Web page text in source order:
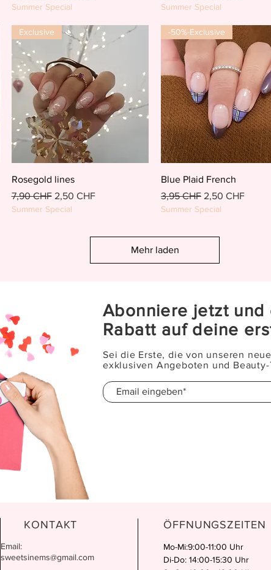
Summer Special Summer Special
Schnellansicht
Exclusive
Rosegold lines
Standardpreis
7,90 CHF Sale-Preis
2,50 CHF
Summer Special
Schnellansicht
-50%-Exclusive
Blue Plaid French
Standardpreis
3,95 CHF Sale-Preis
2,50 CHF
Summer Special
Mehr laden
Abonniere jetzt und
Rabatt auf deine
Sei die Erste, die von unseren
exklusiven Angeboten und
KONTAKT
Email:
sweetsinems@gmail.com
ÖFFNUNGSZEITEN
Mo-Mi:9:00-11:00 Uhr
Di-Do: 14:00-15:30 Uhr